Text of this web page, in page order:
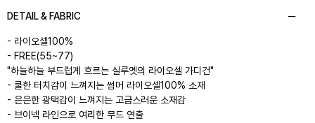
DETAIL & FABRIC
- 라이오셀100%
- FREE(55~77)
"하늘하늘 부드럽게 흐르는 실루엣의 라이오셀 가디건"
- 쿨한 터치감이 느껴지는 썸머 라이오셀100% 소재
- 은은한 광택감이 느껴지는 고급스러운 소재감
- 브이넥 라인으로 여리한 무드 연출